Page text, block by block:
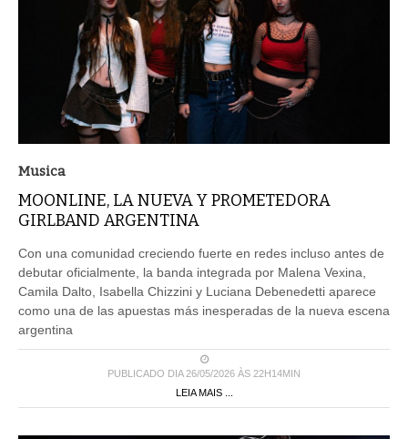
MOONLINE, LA NUEVA Y PROMETEDORA
GIRLBAND ARGENTINA
debutar oficialmente, la banda integrada por Malena Vexina,
Camila Dalto, Isabella Chizzini y Luciana Debenedetti aparece
como una de las apuestas más inesperadas de la nueva escena
argentina
PUBLICADO DIA 26/05/2026 ÀS 22H14MIN
LEIA MAIS ...